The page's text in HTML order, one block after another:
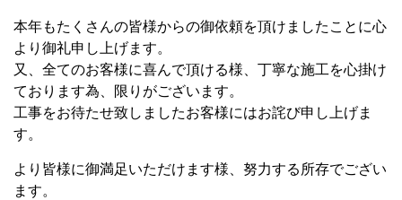
本年もたくさんの皆様からの御依頼を頂けましたことに心
より御礼申し上げます。
又、全てのお客様に喜んで頂ける様、丁寧な施工を心掛け
ております為、限りがございます。
工事をお待たせ致しましたお客様にはお詫び申し上げま
す。
より皆様に御満足いただけます様、努力する所存でござい
ます。